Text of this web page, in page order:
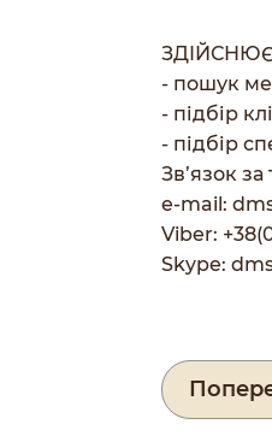
- пошук
- підбір
- підбір
Зв’язок
e-mail:
Viber:
Skype: